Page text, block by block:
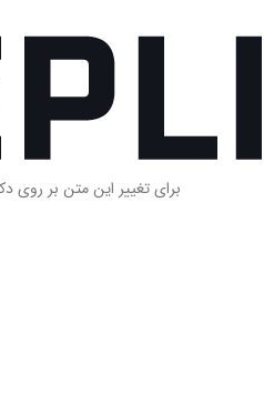
برای تغییر این متن بر روی